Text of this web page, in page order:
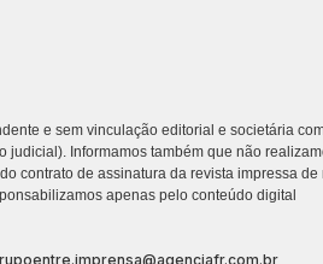
e sem vinculação editorial e societária
judicial). Informamos também que não
contrato de assinatura da revista impressa de
apenas pelo conteúdo digital